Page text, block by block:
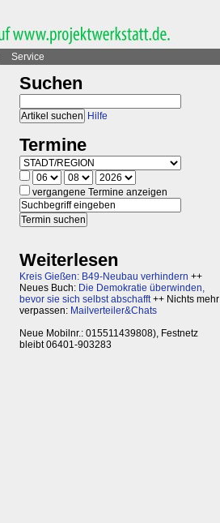
Service
Suchen
Hilfe
Termine
vergangene Termine anzeigen
Weiterlesen
Kreis Gießen: B49-Neubau verhindern ++
Neues Buch: Die Demokratie überwinden,
bevor sie sich selbst abschafft++ Nichts mehr
verpassen: Mailverteiler&Chats
Neue Mobilnr.: 015511439808), Festnetz
bleibt 06401-903283